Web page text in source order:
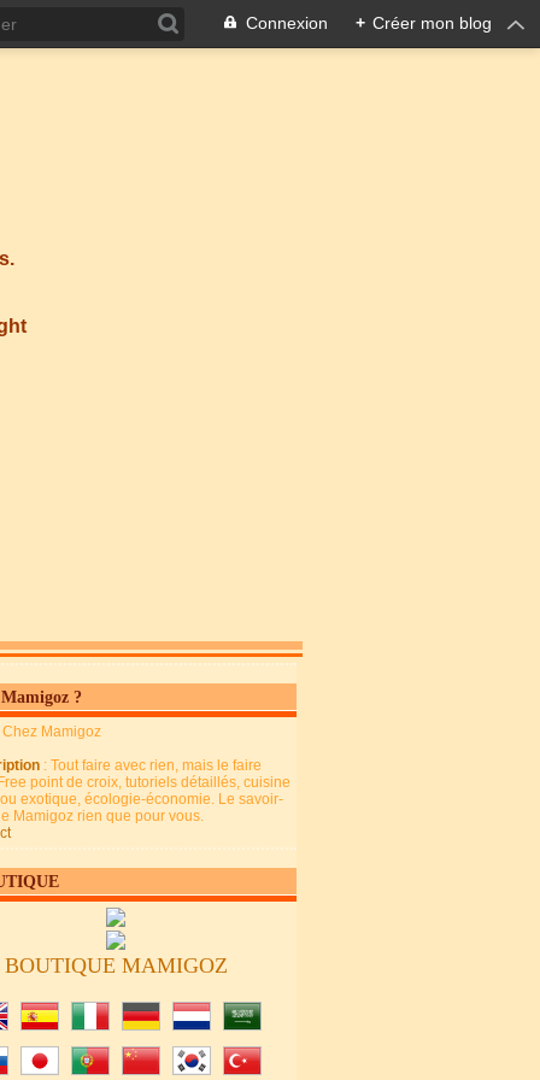
Connexion + Créer mon blog
?
Chez Mamigoz
: Tout faire avec rien, mais le faire
point de croix, tutoriels détaillés, cuisine
exotique, écologie-économie. Le savoir-
Mamigoz rien que pour vous.
BOUTIQUE MAMIGOZ